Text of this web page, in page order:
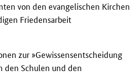
von den evangelischen Kirchen
Friedensarbeit
zur »Gewissensentscheidung
den Schulen und den